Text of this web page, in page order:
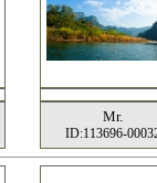
Mr.
ID:113696-